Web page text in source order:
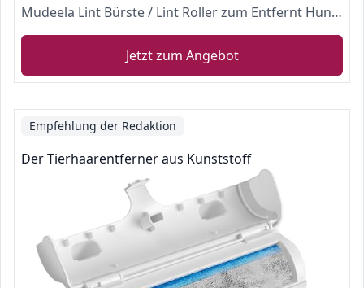
Mudeela Lint Bürste / Lint Roller zum Entfernt Hund und Katze Haar zum Mobel / Sofa, Blau
Jetzt zum Angebot
Empfehlung der Redaktion
Der Tierhaarentferner aus Kunststoff